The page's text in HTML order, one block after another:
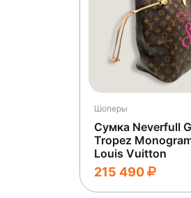
Шоперы
Сумка Neverfull
Tropez
Louis Vuitton
215 490